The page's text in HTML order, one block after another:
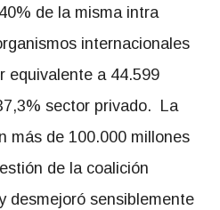
de la misma intra
internacionales
equivalente a 44.599
sector privado. La
más de 100.000 millones
de la coalición
desmejoró sensiblemente